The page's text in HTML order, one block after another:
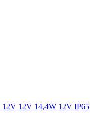
12V 12V 14,4W 12V IP65